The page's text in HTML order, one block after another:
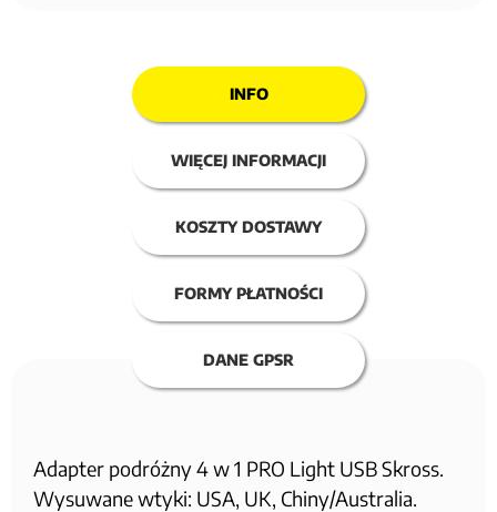
INFO
WIĘCEJ INFORMACJI
KOSZTY DOSTAWY
FORMY PŁATNOŚCI
DANE GPSR
Adapter podróżny 4 w 1 PRO Light USB Skross.
Wysuwane wtyki: USA, UK, Chiny/Australia.